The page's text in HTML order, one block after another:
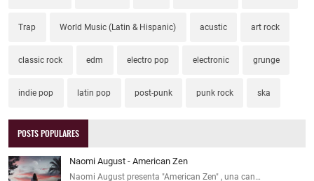
Trap World Music (Latin & Hispanic) acustic art rock
classic rock edm electro pop electronic grunge
indie pop latin pop post-punk punk rock ska
POSTS POPULARES
Naomi August - American Zen
Naomi August presenta "American Zen" , una can…